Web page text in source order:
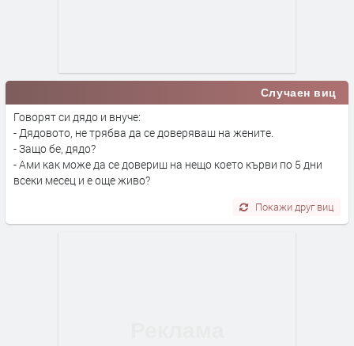
Случаен виц
Говорят си дядо и внуче:
- Дядовото, не трябва да се доверяваш на жените.
- Защо бе, дядо?
- Ами как може да се довериш на нещо което кърви по 5 дни
всеки месец и е още живо?
Покажи друг виц